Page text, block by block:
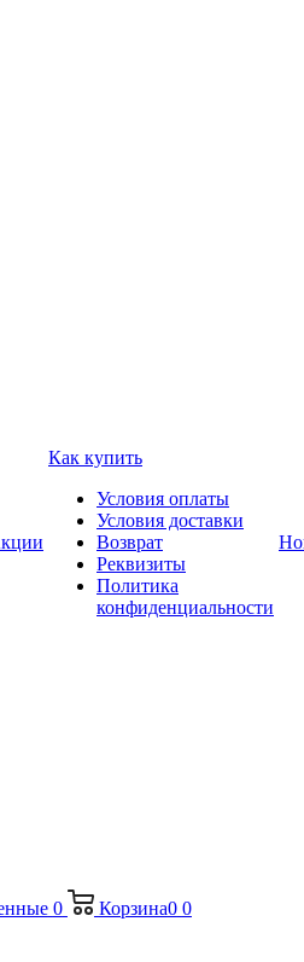
Как купить
Условия оплаты
Условия доставки
Возврат
Реквизиты
Политика
конфиденциальности
0 Корзина0 0